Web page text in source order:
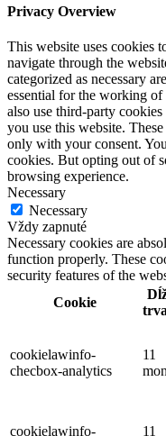
Privacy Overview
This website uses cookies
navigate through the
categorized as necessary
essential for the working
also use third-party
you use this website.
only with your consent.
cookies. But opting out of
browsing experience.
Necessary
Necessary
Vždy zapnuté
Necessary cookies are
function properly. These
security features of the
Cookie
cookielawinfo-
checbox-analytics
11
cookielawinfo-
11